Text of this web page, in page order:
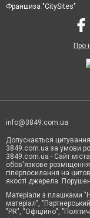
Франшиза "CitySites"
Про
info@3849.com.ua
Допускається
3849.com.ua за умови
3849.com.ua - Сайт
обов'язкове
гіперпосилання на
якості джерела.
Матеріали з плашками
матеріал",
"PR", "Офіційно",